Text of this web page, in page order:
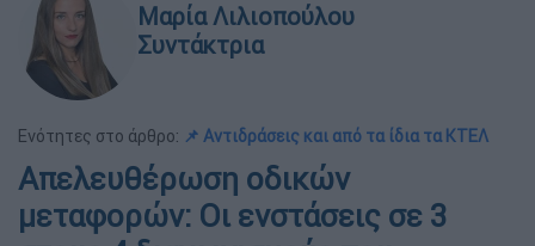
Μαρία Λιλιοπούλου
Συντάκτρια
Ενότητες στο άρθρο: 📌 Αντιδράσεις και από τα ίδια τα ΚΤΕΛ
Απελευθέρωση οδικών
μεταφορών: Οι ενστάσεις σε 3